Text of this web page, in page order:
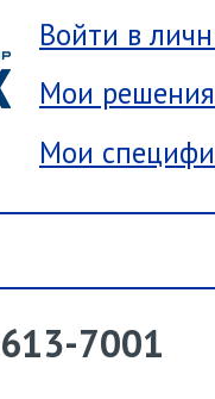
Войти в
Мои решения
Мои
7001